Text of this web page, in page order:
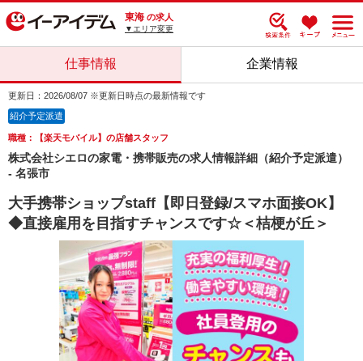
東海 の求人
▼エリア変更
仕事情報 企業情報
更新日：2026/08/07 ※更新日時点の最新情報です
紹介予定派遣
職種：【楽天モバイル】の店舗スタッフ
株式会社シエロの家電・携帯販売の求人情報詳細（紹介予定派遣）
- 名張市
大手携帯ショップstaff【即日登録/スマホ面接OK】
◆直接雇用を目指すチャンスです☆＜桔梗が丘＞